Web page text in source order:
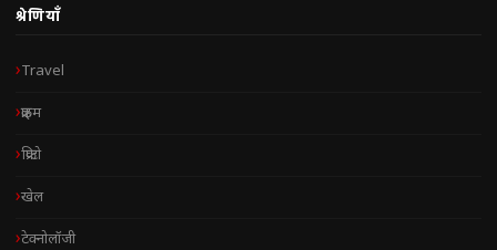
श्रेणियाँ
Travel
क्राइम
क्रिप्टो
खेल
टेक्नोलॉजी